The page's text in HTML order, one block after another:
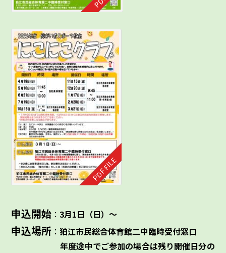
申込開始 ：3月1日（日）～
申込場所 ：狛江市民総合体育館二中臨時受付窓口
年度途中でご参加の場合は残り開催日分の